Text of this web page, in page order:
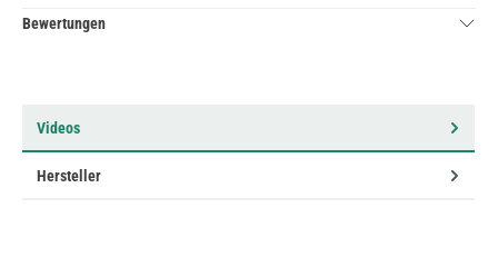
Bewertungen
Videos
Hersteller